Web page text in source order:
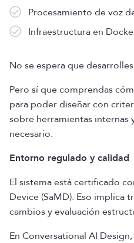
Procesamiento de voz
Infraestructura en
No se espera que
Pero sí que comprendas
para poder diseñar con
sobre herramientas internas
necesario.
Entorno regulado y calidad
El sistema está certificado
Device (SaMD). Eso implica
cambios y evaluación
En Conversational AI